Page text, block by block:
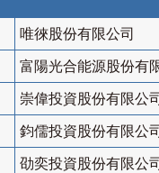
唯徠股份有限公司
富陽光合能源股份有
崇偉投資股份有限公司
鈞儒投資股份有限公司
劭奕投資股份有限公司